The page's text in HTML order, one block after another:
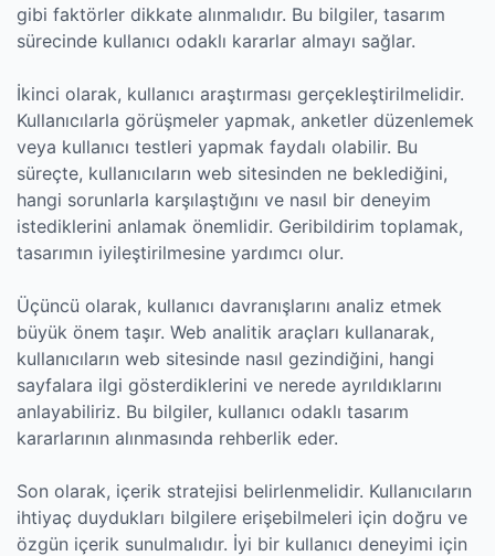
gibi faktörler dikkate alınmalıdır. Bu bilgiler, tasarım
sürecinde kullanıcı odaklı kararlar almayı sağlar.
İkinci olarak, kullanıcı araştırması gerçekleştirilmelidir.
Kullanıcılarla görüşmeler yapmak, anketler düzenlemek
veya kullanıcı testleri yapmak faydalı olabilir. Bu
süreçte, kullanıcıların web sitesinden ne beklediğini,
hangi sorunlarla karşılaştığını ve nasıl bir deneyim
istediklerini anlamak önemlidir. Geribildirim toplamak,
tasarımın iyileştirilmesine yardımcı olur.
Üçüncü olarak, kullanıcı davranışlarını analiz etmek
büyük önem taşır. Web analitik araçları kullanarak,
kullanıcıların web sitesinde nasıl gezindiğini, hangi
sayfalara ilgi gösterdiklerini ve nerede ayrıldıklarını
anlayabiliriz. Bu bilgiler, kullanıcı odaklı tasarım
kararlarının alınmasında rehberlik eder.
Son olarak, içerik stratejisi belirlenmelidir. Kullanıcıların
ihtiyaç duydukları bilgilere erişebilmeleri için doğru ve
özgün içerik sunulmalıdır. İyi bir kullanıcı deneyimi için